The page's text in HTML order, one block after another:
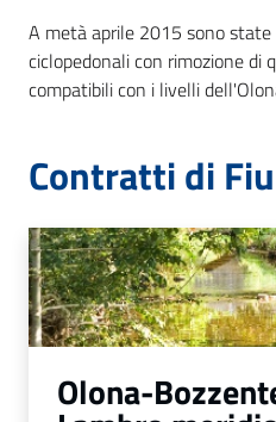
A metà aprile 2015 sono
ciclopedonali con rimozione di
compatibili con i livelli
Contratti di
Olona-